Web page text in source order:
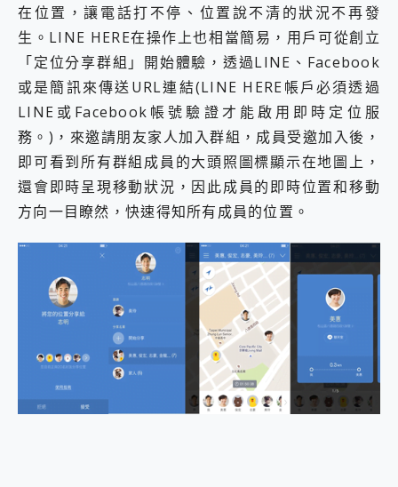
B&O 精品級音響! Home+ 中嘉寬頻 SoundBox 劇院串流盒 開箱 評測
2億 APO蔡司長焦神機降臨~ vivo X200 Pro、vivo X200 就是這麼好拍
EaseUS Vocal Remover 免費線上去聲器一鍵去除人聲 人聲 音樂分離 2024 消除人聲推薦
3 個超值 MHN 飛人工具分享~~ iToolab AnyGo 魔物獵人 Now飛人 ios教學 不出門也可以到處走
Locawhere AnyTo 寶可夢飛人 AnyTo 不出門也可以飛遍全世界
小體積 40000mAh 超大容量 一次充5個設備 充好充滿 CUKTECH 酷態科 300W 微型充電站 開箱 評測
97.3% 恢復率，資料救援就是這麼簡單 EaseUS Data Recovery Wizard Free 18.0.0 業界最好的資料救援軟體
磁碟系統大風吹 有了 磁碟管理程式 EaseUS Partition Master 就是這麼簡單
全新 SONY Xperia 1 VI 開箱! 相機實測! 長焦覆蓋更遠更清晰、2日長續航、頂尖影音娛樂效能~
Xiaomi 14 Ultra 開箱 評測~ 有深度的 Leica 影像旗艦手機! 加碼小旗艦 Xiaomi 14 開箱 評測
vivo TWS 3e 真無線藍牙耳機智慧降噪升級、音質明亮溫潤，並支援雙設備連接~
MSI Claw 掌機專屬配件包 來囉 完美保護 MSI Claw A1M-026TW 電競掌機
人像旗艦 vivo V30 系列 開箱 評測! 首搭蔡司光學鏡頭、攝影棚級柔光環、拍攝功能最好玩的美拍神機 vivo V30 Pro
多個願望一次滿足 超強散熱 微星 MSI Claw A1M-026TW 電競掌機 開箱 評測
一吸完美對位 擁有超強吸力與超好用的隱磁支架 O-ONE MAG 最會吸的行動電源 開箱 評測
OPPO 哈蘇 300mm 專業增距鏡實測：Find X9 Ultra 光學長焦隨手拍，紀錄生活就是這麼簡單
Motorola edge 70 pro 及 moto g37 power上市，登錄在送飛利浦氣炸鍋
近八千元的 Soundcore Liberty 5 Pro Max，有螢幕的耳機會是智商稅嗎?
ASUS Pad 全面應援 Me Time，加碼愛奇藝黃金雙周卡體驗，專案價最低 NT$0 起
在位置，讓電話打不停、位置說不清的狀況不再發
生。LINE HERE在操作上也相當簡易，用戶可從創立
「定位分享群組」開始體驗，透過LINE、Facebook
或是簡訊來傳送URL連結(LINE HERE帳戶必須透過
LINE或Facebook帳號驗證才能啟用即時定位服
務。)，來邀請朋友家人加入群組，成員受邀加入後，
即可看到所有群組成員的大頭照圖標顯示在地圖上，
還會即時呈現移動狀況，因此成員的即時位置和移動
方向一目瞭然，快速得知所有成員的位置。